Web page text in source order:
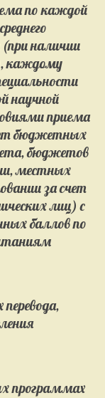
по каждой
(при наличии
каждому
научной
приема
бюджетных
бюджетов
местных
за счет
лиц) с
баллов по
программах